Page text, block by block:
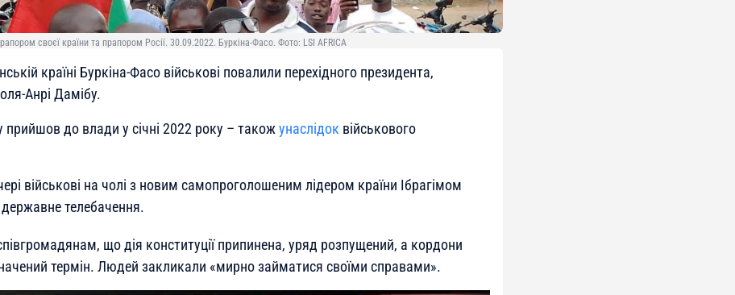
своєї країни та прапором Росії. 30.09.2022. Буркіна-Фасо. Фото: LSI AFRICA
країні Буркіна-Фасо військові повалили перехідного президента,
Анрі Дамібу.
прийшов до влади у січні 2022 року – такожунаслідок військового
військові на чолі з новим самопроголошеним лідером країни Ібрагімом
державне телебачення.
що дія конституції припинена, уряд розпущений, а кордони
термін. Людей закликали «мирно займатися своїми справами».